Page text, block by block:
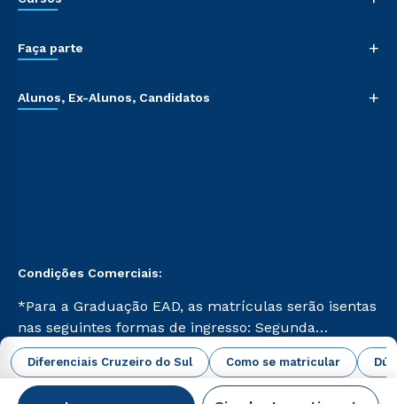
Diferenciais Cruzeiro do Sul Como se matricular
Faça parte +
Alunos, Ex-Alunos, Candidatos +
Condições Comerciais:
*Para a Graduação EAD, as matrículas serão isentas
nas seguintes formas de ingresso: Segunda
Graduação, Segunda Graduação 2.0 e Transferência.
Já para as demais, a taxa de matrícula será de R$
49. *Para a Pós-graduação EAD, as ofertas
abrir todas as condições vigentes